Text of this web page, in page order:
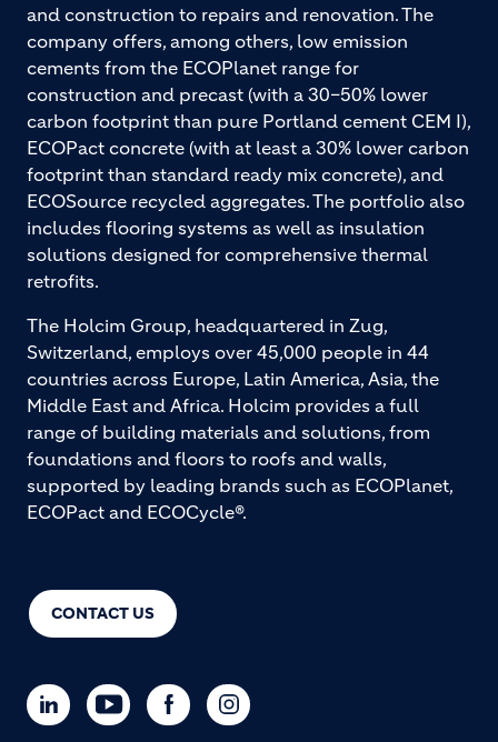
CONTACT US
and construction to repairs and renovation. The
company offers, among others, low emission
cements from the ECOPlanet range for
construction and precast (with a 30–50% lower
carbon footprint than pure Portland cement CEM I),
ECOPact concrete (with at least a 30% lower carbon
footprint than standard ready mix concrete), and
ECOSource recycled aggregates. The portfolio also
includes flooring systems as well as insulation
solutions designed for comprehensive thermal
retrofits.
The Holcim Group, headquartered in Zug,
Switzerland, employs over 45,000 people in 44
countries across Europe, Latin America, Asia, the
Middle East and Africa. Holcim provides a full
range of building materials and solutions, from
foundations and floors to roofs and walls,
supported by leading brands such as ECOPlanet,
ECOPact and ECOCycle®.